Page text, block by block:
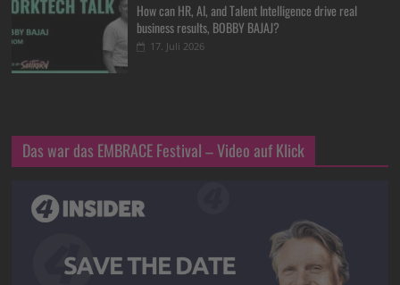
How can HR, AI, and Talent Intelligence drive real
business results, BOBBY BAJAJ?
17. Juli 2026
Das war das EMBRACE Festival – Video auf Klick